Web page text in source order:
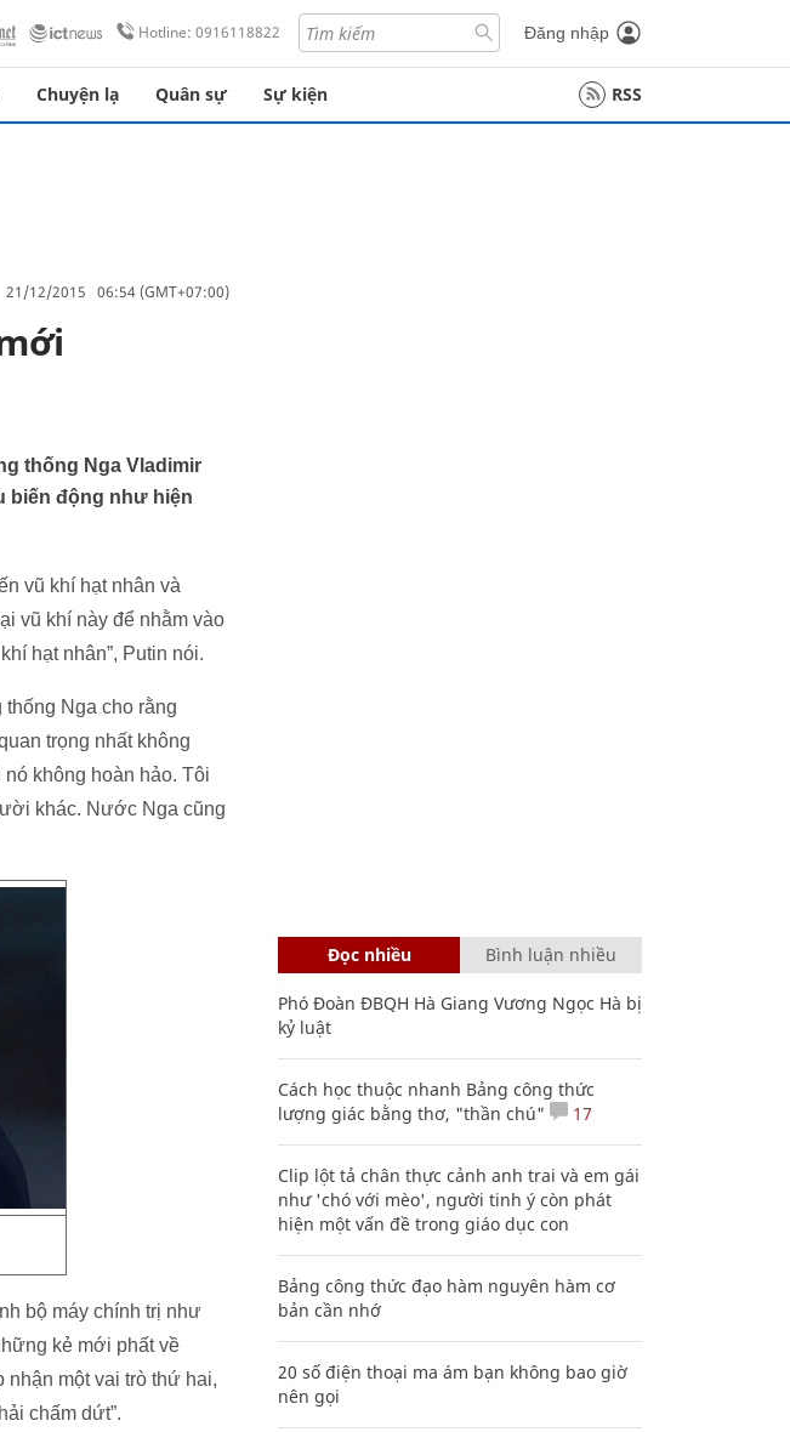
Hotline: 0916118822 Đăng nhập
Chuyện lạ Quân sự Sự kiện RSS
21/12/2015 06:54 (GMT+07:00)
thống Nga Vladimir
biến động như hiện
vũ khí hạt nhân và
vũ khí này để nhằm vào
hạt nhân”, Putin nói.
Nga cho rằng
trọng nhất không
không hoàn hảo. Tôi
khác. Nước Nga cũng
bộ máy chính trị như
kẻ mới phất về
một vai trò thứ hai,
chấm dứt”.
Đọc nhiều Bình luận nhiều
Phó Đoàn ĐBQH Hà Giang Vương Ngọc Hà bị
kỷ luật
Cách học thuộc nhanh Bảng công thức
lượng giác bằng thơ, "thần chú"
17
Clip lột tả chân thực cảnh anh trai và em gái
như 'chó với mèo', người tinh ý còn phát
hiện một vấn đề trong giáo dục con
Bảng công thức đạo hàm nguyên hàm cơ
bản cần nhớ
20 số điện thoại ma ám bạn không bao giờ
nên gọi